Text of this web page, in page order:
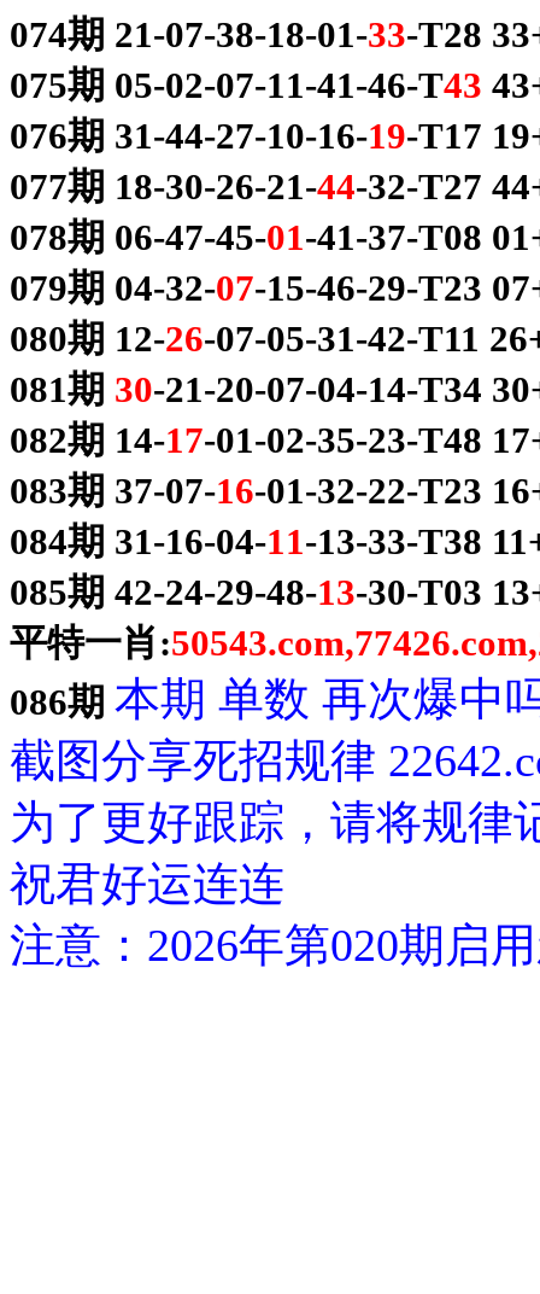
074期 21-07-38-18-01-33-T28
075期 05-02-07-11-41-46-T43
076期 31-44-27-10-16-19-T17
077期 18-30-26-21-44-32-T27
078期 06-47-45-01-41-37-T08
079期 04-32-07-15-46-29-T23
080期 12-26-07-05-31-42-T11
081期 30-21-20-07-04-14-T34
082期 14-17-01-02-35-23-T48
083期 37-07-16-01-32-22-T23
084期 31-16-04-11-13-33-T38
085期 42-24-29-48-13-30-T03
平特一肖:
086期 本期 单数 再次爆中
截图分享死招规律
为了更好跟踪，请将规律
祝君好运连连
注意：2026年第020期启